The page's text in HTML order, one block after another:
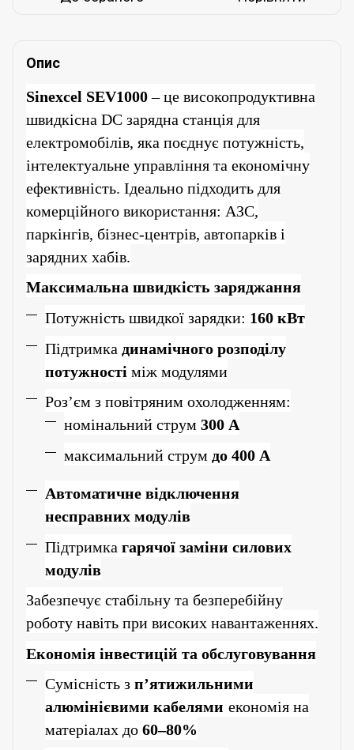
Опис
Sinexcel SEV1000– це високопродуктивна
швидкісна DC зарядна станція для
електромобілів, яка поєднує потужність,
інтелектуальне управління та економічну
ефективність. Ідеально підходить для
комерційного використання: АЗС,
паркінгів, бізнес-центрів, автопарків і
зарядних хабів.
Максимальна швидкість заряджання
Потужність швидкої зарядки: 160 кВт
Підтримка динамічного розподілу
потужності між модулями
Роз’єм з повітряним охолодженням:
номінальний струм 300 А
максимальний струм до 400 А
Автоматичне відключення
несправних модулів
Підтримка гарячої заміни силових
модулів
Забезпечує стабільну та безперебійну
роботу навіть при високих навантаженнях.
Економія інвестицій та обслуговування
Сумісність з п’ятижильними
алюмінієвими кабелями економія на
матеріалах до 60–80%